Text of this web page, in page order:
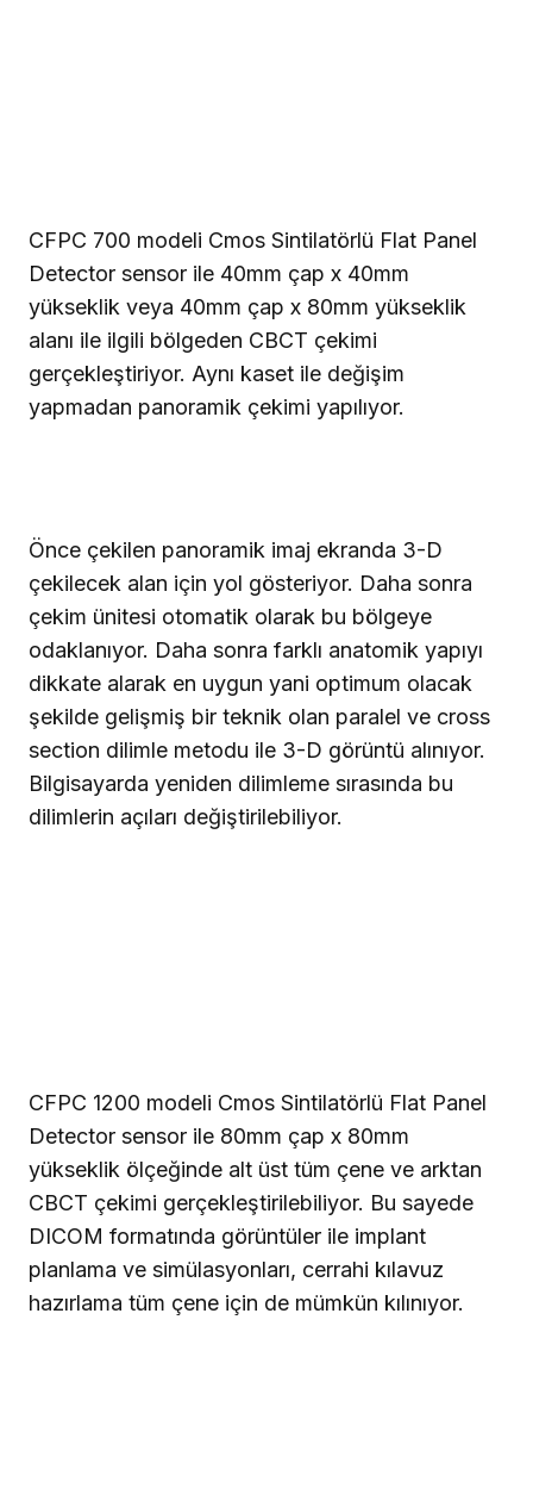
CFPC 700 modeli Cmos Sintilatörlü Flat Panel
Detector sensor ile 40mm çap x 40mm
yükseklik veya 40mm çap x 80mm yükseklik
alanı ile ilgili bölgeden CBCT çekimi
gerçekleştiriyor. Aynı kaset ile değişim
yapmadan panoramik çekimi yapılıyor.
Önce çekilen panoramik imaj ekranda 3-D
çekilecek alan için yol gösteriyor. Daha sonra
çekim ünitesi otomatik olarak bu bölgeye
odaklanıyor. Daha sonra farklı anatomik yapıyı
dikkate alarak en uygun yani optimum olacak
şekilde gelişmiş bir teknik olan paralel ve cross
section dilimle metodu ile 3-D görüntü alınıyor.
Bilgisayarda yeniden dilimleme sırasında bu
dilimlerin açıları değiştirilebiliyor.
CFPC 1200 modeli Cmos Sintilatörlü Flat Panel
Detector sensor ile 80mm çap x 80mm
yükseklik ölçeğinde alt üst tüm çene ve arktan
CBCT çekimi gerçekleştirilebiliyor. Bu sayede
DICOM formatında görüntüler ile implant
planlama ve simülasyonları, cerrahi kılavuz
hazırlama tüm çene için de mümkün kılınıyor.